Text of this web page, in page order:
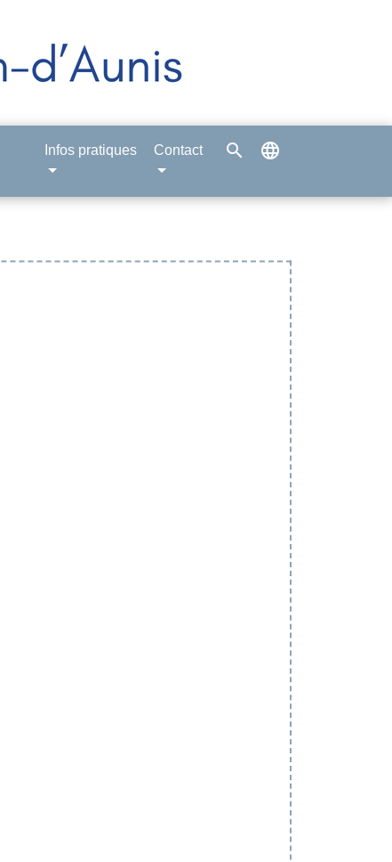
Infos pratiques Contact search language